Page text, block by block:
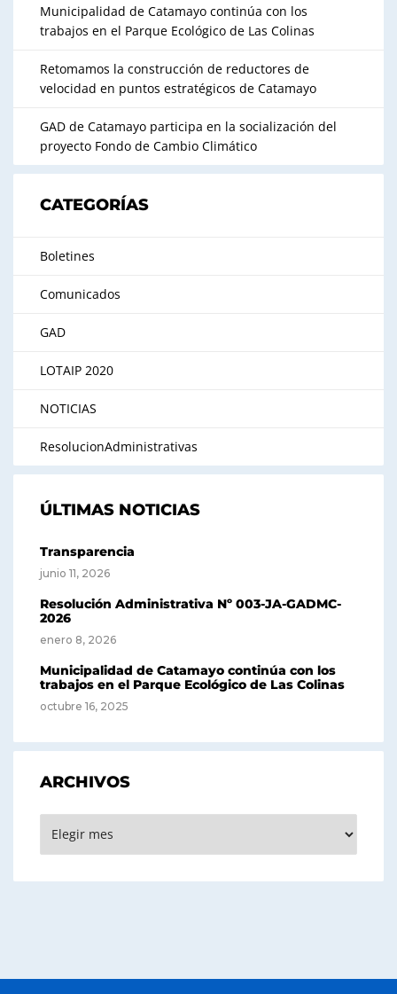
Municipalidad de Catamayo continúa con los
trabajos en el Parque Ecológico de Las Colinas
Retomamos la construcción de reductores de
velocidad en puntos estratégicos de Catamayo
GAD de Catamayo participa en la socialización del
proyecto Fondo de Cambio Climático
CATEGORÍAS
Boletines
Comunicados
GAD
LOTAIP 2020
NOTICIAS
ResolucionAdministrativas
ÚLTIMAS NOTICIAS
Transparencia
junio 11, 2026
Resolución Administrativa Nº 003-JA-GADMC-
2026
enero 8, 2026
Municipalidad de Catamayo continúa con los
trabajos en el Parque Ecológico de Las Colinas
octubre 16, 2025
ARCHIVOS